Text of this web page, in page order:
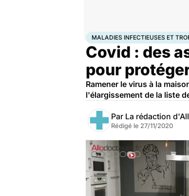
AccueilSanté MaladiesMaladies
MALADIES INFECTIEUSES ET
Covid : des
pour
Ramener le virus à la
l'élargissement de la liste
Par La rédaction
Rédigé le 27/11/2020